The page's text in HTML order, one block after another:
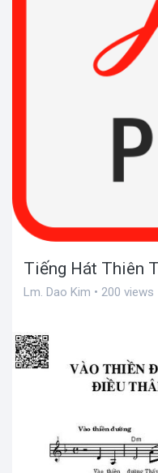
Tiếng Hát Thiên
Lm. Dao Kim • 200 views